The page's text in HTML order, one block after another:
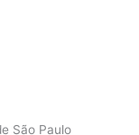
São Paulo